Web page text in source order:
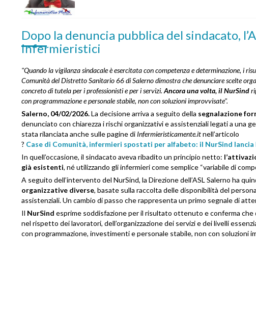
Dopo la denuncia pubblica del sindacato,
infermieristici
"Quando la vigilanza sindacale è esercitata con competenza e determinazione, i
Comunità del Distretto Sanitario 66 di Salerno dimostra che denunciare scelte
concreto di tutela per i professionisti e per i servizi. Ancora una volta, il NurSind
con programmazione e personale stabile, non con soluzioni improvvisate".
Salerno, 04/02/2026.La decisione arriva a seguito della segnalazione
denunciato con chiarezza i rischi organizzativi e assistenziali legati a una
stata rilanciata anche sulle pagine di Infermieristicamente.itnell’articolo
? Case di Comunità, infermieri spostati per alfabeto: il NurSind lancia
In quell’occasione, il sindacato aveva ribadito un principio netto:
già esistenti, né utilizzando gli infermieri come semplice “variabile di
A seguito dell’intervento del NurSind, la Direzione dell’ASL Salerno ha
organizzative diverse, basate sulla raccolta delle disponibilità del
assistenziali. Un cambio di passo che rappresenta un primo segnale di
Il NurSind esprime soddisfazione per il risultato ottenuto e conferma che
nel rispetto dei lavoratori, dell’organizzazione dei servizi e dei livelli
con programmazione, investimenti e personale stabile, non con soluzioni